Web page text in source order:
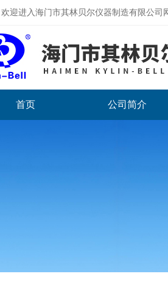
迎进入海门市其林贝尔仪器制造有限公司
首页 公司简介